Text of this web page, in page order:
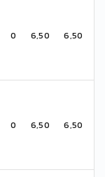
0 6,50 6,50
0 6,50 6,50